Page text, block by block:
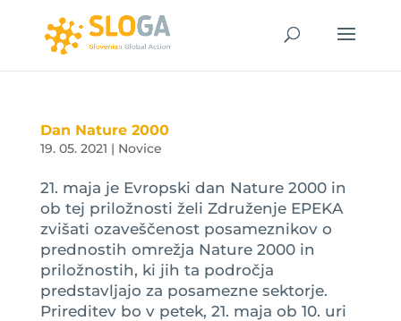
Dan Nature 2000
19. 05. 2021 | Novice
21. maja je Evropski dan Nature 2000 in
ob tej priložnosti želi Združenje EPEKA
zvišati ozaveščenost posameznikov o
prednostih omrežja Nature 2000 in
priložnostih, ki jih ta področja
predstavljajo za posamezne sektorje.
Prireditev bo v petek, 21. maja ob 10. uri